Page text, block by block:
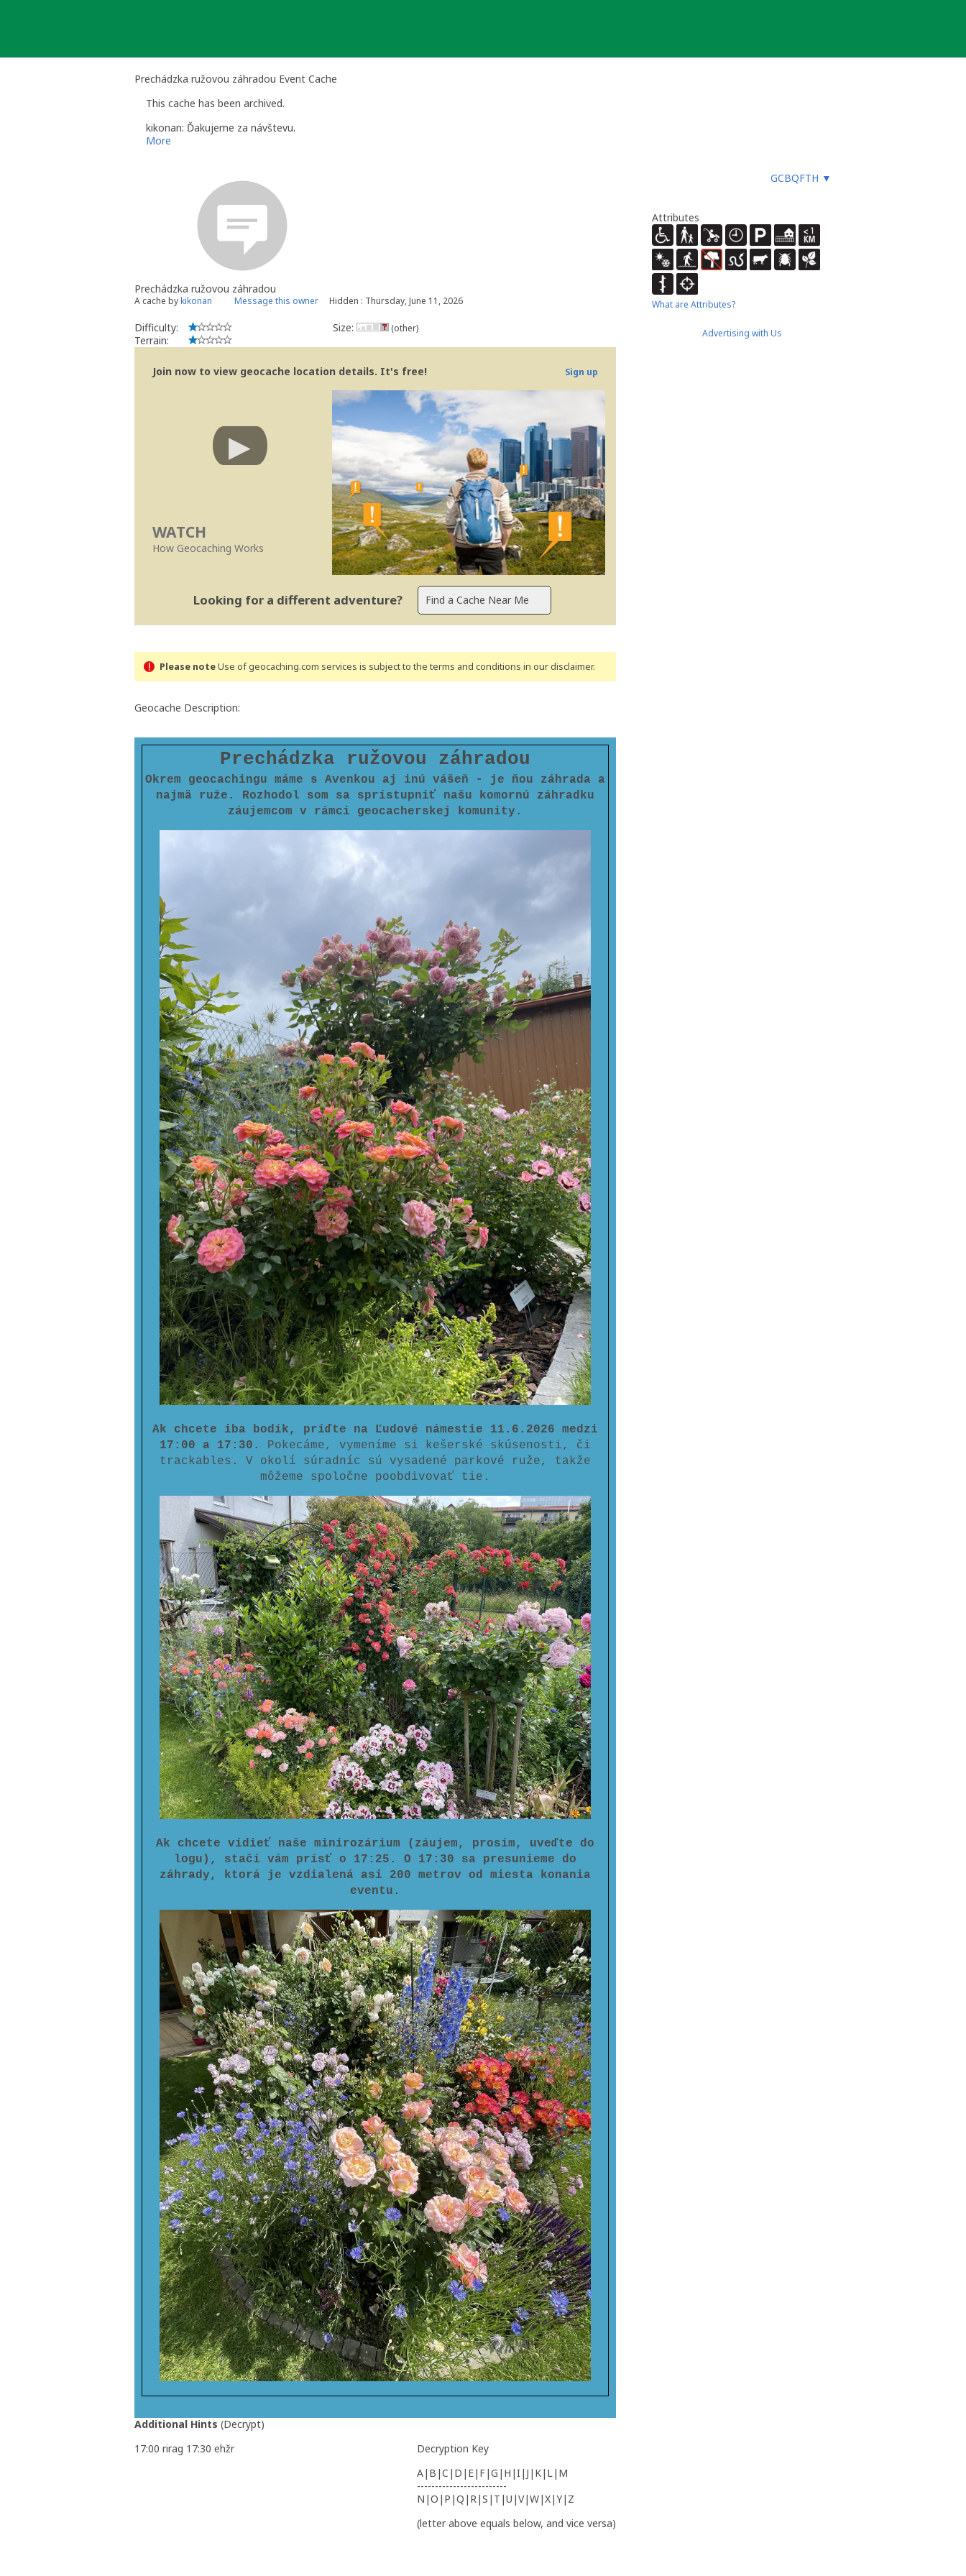
Prechádzka ružovou záhradou Event Cache
This cache has been archived.
kikonan: Ďakujeme za návštevu.
More
GCBQFTH ▼
Prechádzka ružovou záhradou
A cache bykikonan Message this owner Hidden : Thursday, June 11, 2026
Difficulty:
Terrain:
Size: (other)
Join now to view geocache location details. It's free! Sign up
WATCH
How Geocaching Works
Looking for a different adventure?
Please noteUse of geocaching.com services is subject to the terms and conditions in our disclaimer.
Geocache Description:
Prechádzka ružovou záhradou
Okrem geocachingu máme s Avenkou aj inú vášeň - je ňou záhrada a
najmä ruže. Rozhodol som sa sprístupniť našu komornú záhradku
záujemcom v rámci geocacherskej komunity.
Ak chcete iba bodík, príďte na Ľudové námestie 11.6.2026 medzi
17:00 a 17:30. Pokecáme, vymeníme si kešerské skúsenosti, či
trackables. V okolí súradníc sú vysadené parkové ruže, takže
môžeme spoločne poobdivovať tie.
Ak chcete vidieť naše minirozárium (záujem, prosím, uveďte do
logu), stačí vám prísť o 17:25. O 17:30 sa presunieme do
záhrady, ktorá je vzdialená asi 200 metrov od miesta konania
eventu.
Additional Hints (Decrypt)
17:00 rirag 17:30 ehžr
Decryption Key
A|B|C|D|E|F|G|H|I|J|K|L|M
-------------------------
N|O|P|Q|R|S|T|U|V|W|X|Y|Z
(letter above equals below, and vice versa)
Attributes
What are Attributes?
Advertising with Us